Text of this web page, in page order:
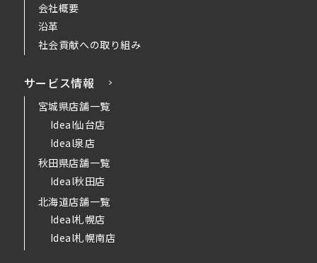
会社概要
沿革
社会貢献への取り組み
サービス情報
宮城県店舗一覧
Ideal仙台店
Ideal泉店
秋田県店舗一覧
Ideal秋田店
北海道店舗一覧
Ideal札幌店
Ideal札幌南店